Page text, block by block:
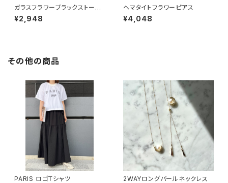
ガラスフラワーブラックストーン
ピアス
¥2,948
ヘマタイトフラワーピアス
¥4,048
その他の商品
PARIS ロゴＴシャツ 2WAYロングパールネックレス